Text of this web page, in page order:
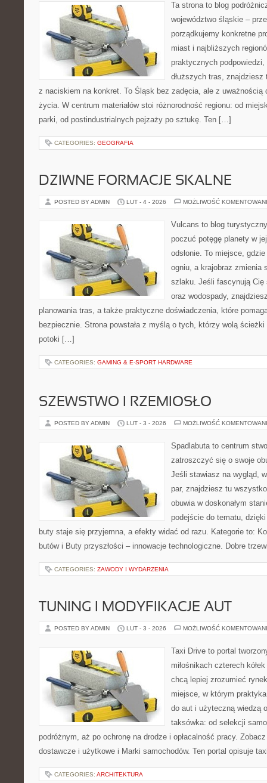
Ta strona to blog
województwo śląskie –
porządkujemy konkretne
miast i najbliższych
praktycznych
dłuższych tras, znajdziesz
z naciskiem na konkret. To Śląsk bez zadęcia, ale z uważnością
życia. W centrum materiałów stoi różnorodność regionu: od
parki, od postindustrialnych pejzaży po sztukę. Ten […]
CATEGORIES: GEOGRAFIA
DZIWNE FORMACJE SKALNE
POSTED BY ADMIN LUT - 4 - 2026 MOŻLIWOŚĆ
Vulcans to blog
poczuć potęgę planety w
odsłonie. To miejsce,
ogniu, a krajobraz zmienia
szlaku. Jeśli fascynują
oraz wodospady,
planowania tras, a także praktyczne doświadczenia, które
bezpiecznie. Strona powstała z myślą o tych, którzy wolą ścieżki
potoki […]
CATEGORIES: GAMING & E-SPORT HARDWARE
SZEWSTWO I RZEMIOSŁO
POSTED BY ADMIN LUT - 3 - 2026 MOŻLIWOŚĆ
Spadlabuta to centrum
zatroszczyć się o swoje
Jeśli stawiasz na wygląd,
par, znajdziesz tu
obuwia w doskonałym
podejście do tematu,
buty staje się przyjemna, a efekty widać od razu. Kategorie to:
butów i Buty przyszłości – innowacje technologiczne. Dobre
CATEGORIES: ZAWODY I WYDARZENIA
TUNING I MODYFIKACJE AUT
POSTED BY ADMIN LUT - 3 - 2026 MOŻLIWOŚĆ
Taxi Drive to portal
miłośnikach czterech
chcą lepiej zrozumieć
miejsce, w którym
do aut i użyteczną wiedzą
taksówka: od selekcji
podróżnym, aż po ochronę na drodze i opłacalność pracy.
dostawcze i użytkowe i Marki samochodów. Ten portal opisuje
CATEGORIES: ARCHITEKTURA